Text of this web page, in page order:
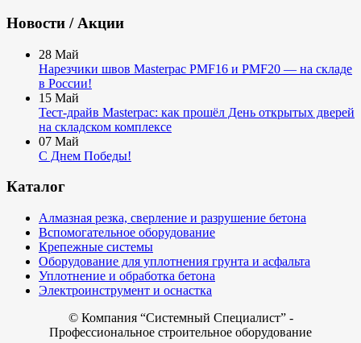
Новости / Акции
28 Май
Нарезчики швов Masterpac PMF16 и PMF20 — на складе
в России!
15 Май
Тест-драйв Masterpac: как прошёл День открытых дверей
на складском комплексе
07 Май
С Днем Победы!
Каталог
Алмазная резка, сверление и разрушение бетона
Вспомогательное оборудование
Крепежные системы
Оборудование для уплотнения грунта и асфальта
Уплотнение и обработка бетона
Электроинструмент и оснастка
© Компания “Системный Специалист” -
Профессиональное строительное оборудование